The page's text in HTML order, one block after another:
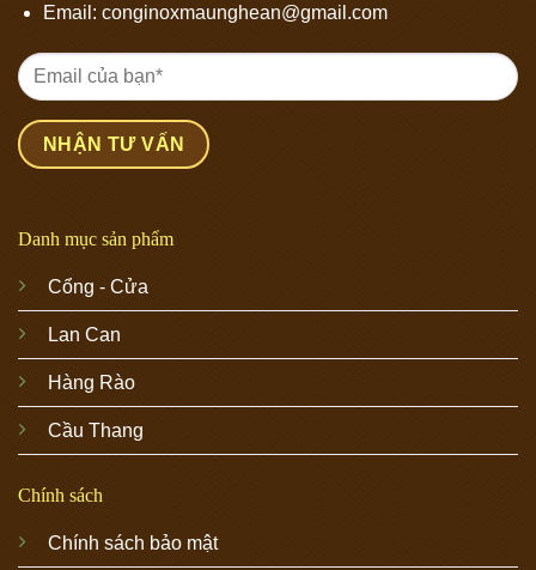
Email: conginoxmaunghean@gmail.com
Danh mục sản phẩm
Cổng - Cửa
Lan Can
Hàng Rào
Cầu Thang
Chính sách
Chính sách bảo mật